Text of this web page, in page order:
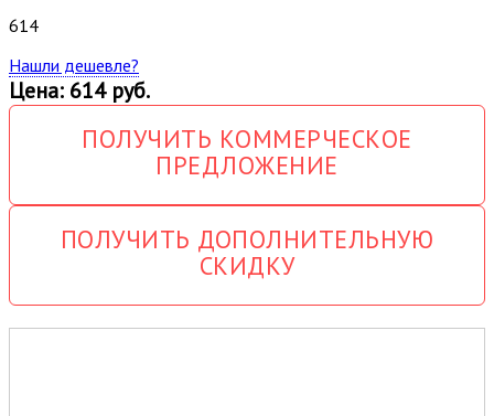
614
Нашли дешевле?
Цена: 614 руб.
ПОЛУЧИТЬ КОММЕРЧЕСКОЕ
ПРЕДЛОЖЕНИЕ
ПОЛУЧИТЬ ДОПОЛНИТЕЛЬНУЮ
СКИДКУ